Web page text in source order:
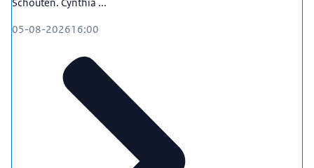
Schouten. Cynthia ...
05-08-202616:00